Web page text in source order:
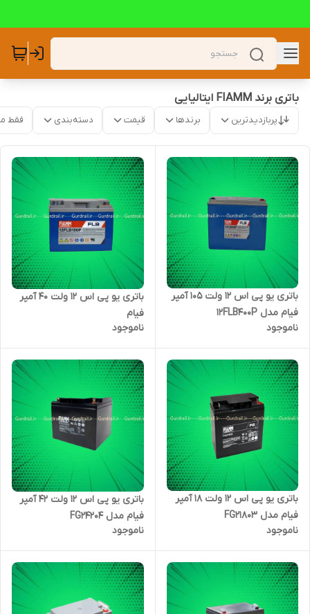
باتری برند FIAMM ایتالیایی
پربازدیدترین برندها قیمت دسته‌بندی فقط
باتری یو پی اس 12 ولت 105 آمپر
فیام مدل 12FLB400P
ناموجود
باتری یو پی اس 12 ولت 40 آمپر
فیام
ناموجود
باتری یو پی اس 12 ولت 18 آمپر
فیام مدل FG21803
ناموجود
باتری یو پی اس 12 ولت 42 آمپر
فیام مدل FG24204
ناموجود